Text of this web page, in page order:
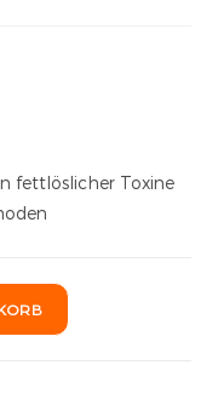
fettlöslicher Toxine